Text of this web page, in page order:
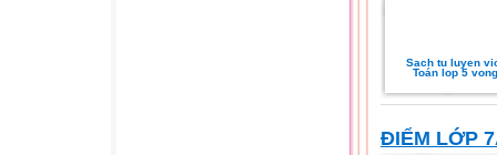
Sach tu luyen
Toán lop 5
ĐIỂM LỚP